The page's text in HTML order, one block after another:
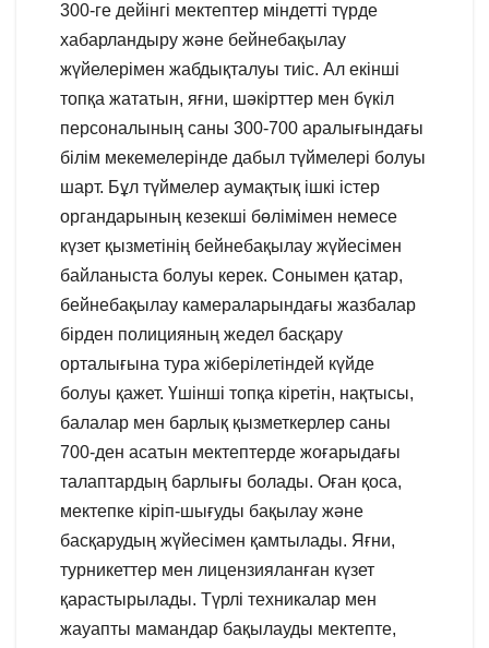
300-ге дейінгі мектептер міндетті түрде
хабарландыру және бейнебақылау
жүйелерімен жабдықталуы тиіс. Ал екінші
топқа жататын, яғни, шәкірттер мен бүкіл
персоналының саны 300-700 аралығындағы
білім мекемелерінде дабыл түймелері болуы
шарт. Бұл түймелер аумақтық ішкі істер
органдарының кезекші бөлімімен немесе
күзет қызметінің бейнебақылау жүйесімен
байланыста болуы керек. Сонымен қатар,
бейнебақылау камераларындағы жазбалар
бірден полицияның жедел басқару
орталығына тура жіберілетіндей күйде
болуы қажет. Үшінші топқа кіретін, нақтысы,
балалар мен барлық қызметкерлер саны
700-ден асатын мектептерде жоғарыдағы
талаптардың барлығы болады. Оған қоса,
мектепке кіріп-шығуды бақылау және
басқарудың жүйесімен қамтылады. Яғни,
турникеттер мен лицензияланған күзет
қарастырылады. Түрлі техникалар мен
жауапты мамандар бақылауды мектепте,